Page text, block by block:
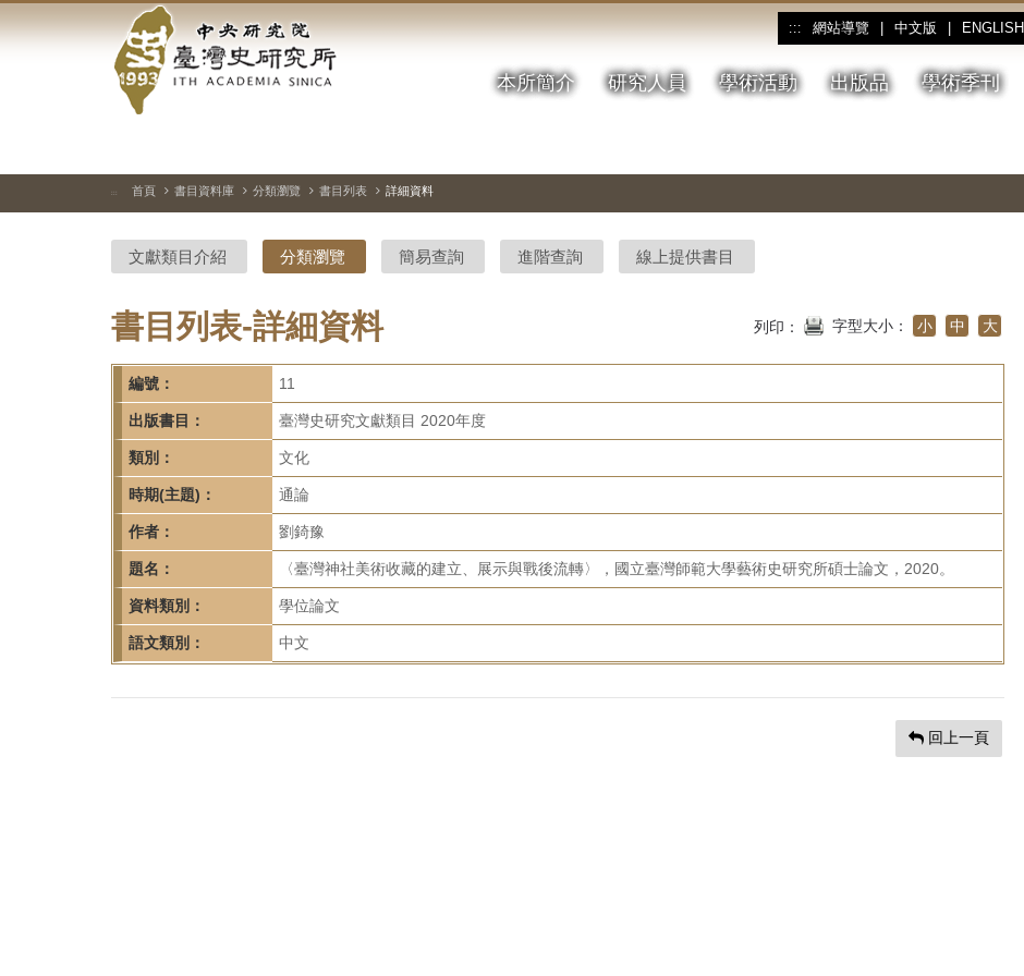
到
中
央
研
院-
臺
灣
史
研
究
所-
首
頁
::: 網站導覽 中文版 ENGLISH
本所簡介 研究人員 學術活動 出版品 學術季刊
::: 首頁 書目資料庫 分類瀏覽 書目列表 詳細資料
文獻類目介紹 分類瀏覽 簡易查詢 進階查詢 線上提供書目
書目列表-詳細資料 列印： 字型大小： 小 中 大
編號： 11
出版書目： 臺灣史研究文獻類目 2020年度
類別： 文化
時期(主題)： 通論
作者： 劉錡豫
題名： 〈臺灣神社美術收藏的建立、展示與戰後流轉〉，國立臺灣師範大學藝術史研究所碩士論文，2020。
資料類別： 學位論文
語文類別： 中文
回上一頁